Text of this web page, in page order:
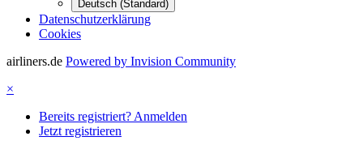
Deutsch (Standard)
Datenschutzerklärung
Cookies
airliners.de Powered by Invision Community
×
Bereits registriert? Anmelden
Jetzt registrieren